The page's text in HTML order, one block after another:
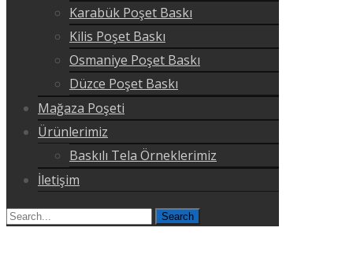
Karabük Poşet Baskı
Kilis Poşet Baskı
Osmaniye Poşet Baskı
Düzce Poşet Baskı
Mağaza Poşeti
Ürünlerimiz
Baskılı Tela Örneklerimiz
İletişim
Search